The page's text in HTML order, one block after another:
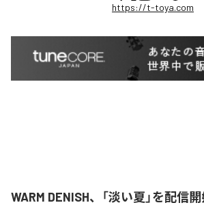
https://t-toya.com
WARM DENISH、「淡い夏」を配信